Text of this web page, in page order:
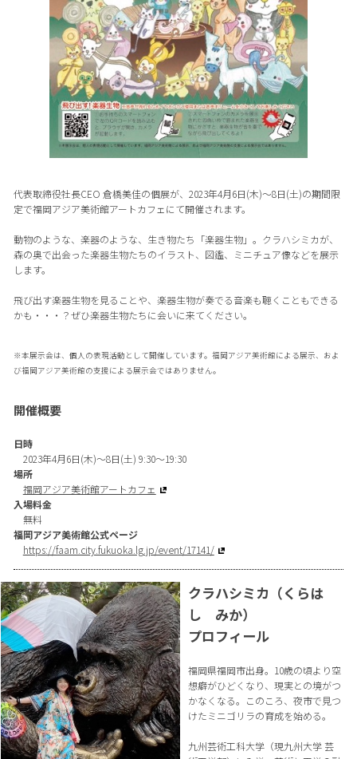
代表取締役社長CEO 倉橋美佳の個展が、2023年4月6日(木)〜8日(土)の期間限
定で福岡アジア美術館アートカフェにて開催されます。
動物のような、楽器のような、生き物たち「楽器生物」。クラハシミカが、
森の奥で出会った楽器生物たちのイラスト、図鑑、ミニチュア像などを展示
します。
飛び出す楽器生物を見ることや、楽器生物が奏でる音楽も聴くこともできる
かも・・・？ぜひ楽器生物たちに会いに来てください。
※本展示会は、個人の表現活動として開催しています。福岡アジア美術館による展示、およ
び福岡アジア美術館の支援による展示会ではありません。
開催概要
日時
2023年4月6日(木)〜8日(土) 9:30～19:30
場所
福岡アジア美術館アートカフェ
入場料金
無料
福岡アジア美術館公式ページ
https://faam.city.fukuoka.lg.jp/event/17141/
クラハシミカ（くらは
し みか）
プロフィール
福岡県福岡市出身。10歳の頃より空
想癖がひどくなり、現実との境がつ
かなくなる。このころ、夜市で見つ
けたミニゴリラの育成を始める。
九州芸術工科大学（現九州大学 芸